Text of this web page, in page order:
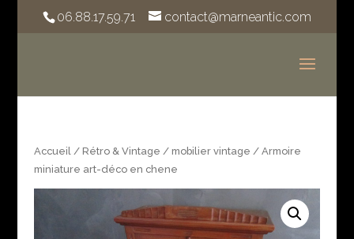
06.88.17.59.71 contact@marneantic.com
Accueil/ Rétro & Vintage / mobilier vintage / Armoire
miniature art-déco en chene